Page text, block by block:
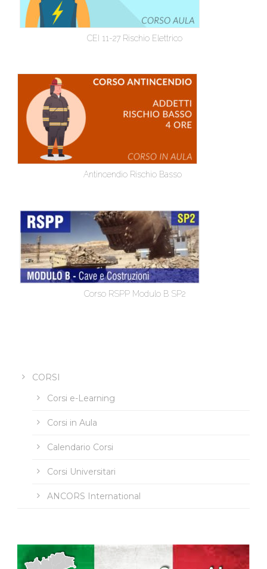
CEI 11-27 Rischio Elettrico
Antincendio Rischio Basso
Corso RSPP Modulo B SP2
CORSI
Corsi e-Learning
Corsi in Aula
Calendario Corsi
Corsi Universitari
ANCORS International